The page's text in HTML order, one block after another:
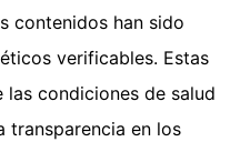
contenidos han sido
verificables. Estas
condiciones de salud
transparencia en los